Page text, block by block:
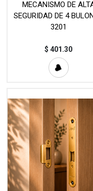
MECANISMO DE
SEGURIDAD DE 4
3201
$401.30